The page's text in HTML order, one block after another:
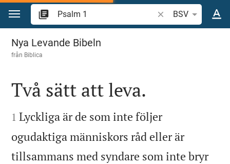
Hoppa till innehåll
Sök bibelvers eller
BSV
Psalm 1
Nya Levande Bibeln
från Biblica

Två sätt att leva.

1 Lyckliga är de som inte följer
ogudaktiga människors råd eller är
tillsammans med syndare som inte bryr